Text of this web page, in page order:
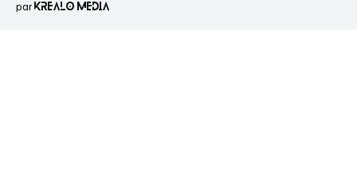
par KREALO MEDIA